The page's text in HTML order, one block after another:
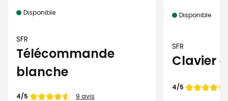
Disponible
SFR
Télécommande
blanche
Note de
4/5 9 avis
Disponible
SFR
Clavier
Note de
4/5